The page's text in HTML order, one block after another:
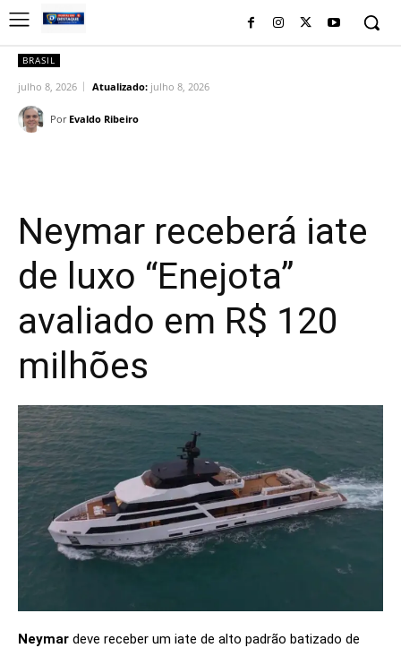
BRASIL
julho 8, 2026 Atualizado: julho 8, 2026
Por Evaldo Ribeiro
Neymar receberá iate
de luxo “Enejota”
avaliado em R$ 120
milhões
Neymar deve receber um iate de alto padrão batizado de